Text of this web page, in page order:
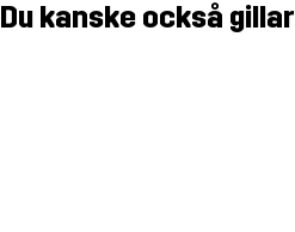
Du kanske också gillar